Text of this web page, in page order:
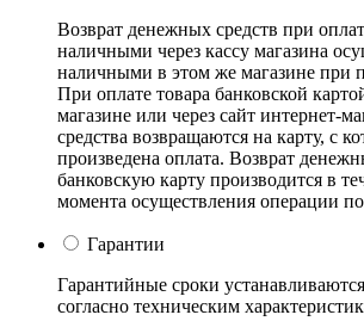
Возврат денежных средств при
наличными через кассу магазина
наличными в этом же магазине при
При оплате товара банковской
магазине или через сайт интернет-
средства возвращаются на карту, с
произведена оплата. Возврат
банковскую карту производится в
момента осуществления операции по
Гарантии
Гарантийные сроки
согласно техническим